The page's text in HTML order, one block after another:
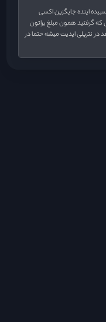
اینده جایگزین اکسی
گرفتید همون مبلغ براتون
در نترپلی اپدیت میشه حتما در